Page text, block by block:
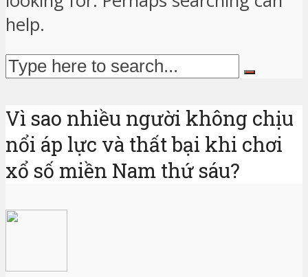
help.
Vì sao nhiều người không chịu
nổi áp lực và thất bại khi chơi
xổ số miền Nam thứ sáu?